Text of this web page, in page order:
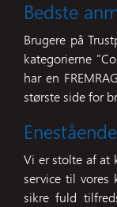
Bedste
Brugere på
kategorierne
har en
største side for
Vi er stolte af at
service til vores
sikre fuld